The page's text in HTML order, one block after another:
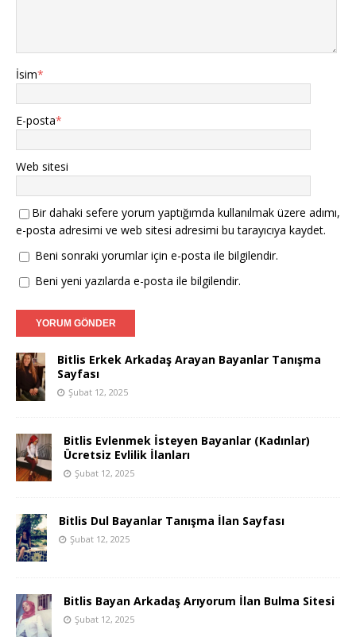
İsim*
E-posta*
Web sitesi
Bir dahaki sefere yorum yaptığımda kullanılmak üzere adımı,
e-posta adresimi ve web sitesi adresimi bu tarayıcıya kaydet.
Beni sonraki yorumlar için e-posta ile bilgilendir.
Beni yeni yazılarda e-posta ile bilgilendir.
Bitlis Erkek Arkadaş Arayan Bayanlar Tanışma
Sayfası
Şubat 12, 2025
Bitlis Evlenmek İsteyen Bayanlar (Kadınlar)
Ücretsiz Evlilik İlanları
Şubat 12, 2025
Bitlis Dul Bayanlar Tanışma İlan Sayfası
Şubat 12, 2025
Bitlis Bayan Arkadaş Arıyorum İlan Bulma Sitesi
Şubat 12, 2025